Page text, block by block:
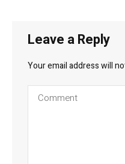
Leave a Reply
Your email address will